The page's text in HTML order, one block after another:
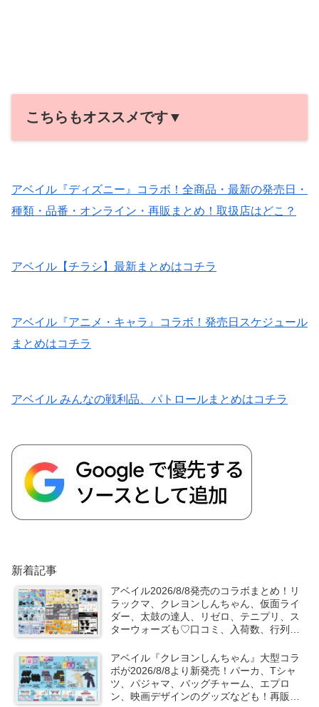
こちらもオススメです▼
アベイル『ディズニー』コラボ！全商品・最新の発売日・
種類・品番・オンライン・再販まとめ！取扱店はどこ？
アベイル【チラシ】最新まとめはコチラ
アベイル『アニメ・キャラ』コラボ！発売日スケジュール
まとめはコチラ
アベイル みんなの戦利品、パトロールまとめはコチラ
新着記事
アベイル2026/8/8発売のコラボまとめ！リ
ラックマ、クレヨンしんちゃん、仮面ライ
ダー、太鼓の達人、リゼロ、テニプリ、ス
ターウォーズも♡口コミ、入荷数、行列、
アベイル『クレヨンしんちゃん』大型コラ
ボが2026/8/8より新発売！パーカ、Tシャ
ツ、パジャマ、バッグチャーム、エプロ
ン、映画デザインのグッズなども！再販売